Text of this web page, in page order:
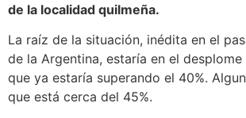
de la localidad quilmeña.
La raíz de la situación, inédita en el
de la Argentina, estaría en el
que ya estaría superando el 40%.
que está cerca del 45%.